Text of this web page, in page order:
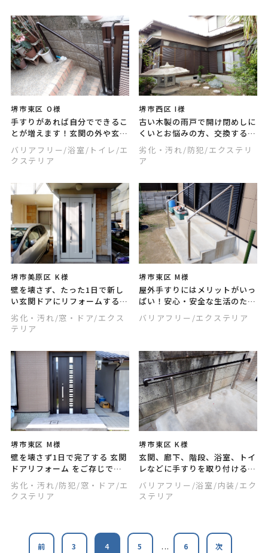
堺市東区 O様
手すりがあれば自分でできるこ
とが増えます！玄関の外や玄関
の中、浴室、トイレ、廊下、階
段など、よく使用する場所に設
置して、ご自身はもちろんご家
ょう。
バリアフリー/浴室 /トイレ /エ
クステリア
堺市西区 I様
古い木製の雨戸で開け閉めしに
くいとお悩みの方、交換すると
本当に楽になります！台風被害
から守り防犯対策になる雨戸、
リフォーム相談承ります。
劣化・汚れ/防犯/エクステリ
ア
堺市美原区 K様
壁を壊さず、たった1日で新し
い玄関ドアにリフォームするこ
とができます！玄関はお家の
顔。お好みのデザインや機能の
ドアにしませんか？
劣化・汚れ/窓・ドア/エクス
テリア
堺市東区 M様
屋外手すりにはメリットがいっ
ぱい！安心・安全な生活のため
に手すりを設置しませんか？近
年バリアフリー用に設置する人
バリアフリー /エクステリア
堺市東区 M様
壁を壊さず1日で完了する 玄関
ドアリフォーム をご存じです
か？今ある枠の上から、新しい
枠を取付けるだけ！今回は玄関
ポーチのタイル工事も行いまし
劣化・汚れ/防犯/窓・ドア /エ
クステリア
堺市東区 K様
玄関、廊下、階段、浴室、トイ
レなどに手すりを取り付ける
と、転倒などの危険が減り、日
常生活が暮らしやすくなります
よ！
バリアフリー /浴室 /内装 /エク
ステリア
前 3 4 5 ... 6 次